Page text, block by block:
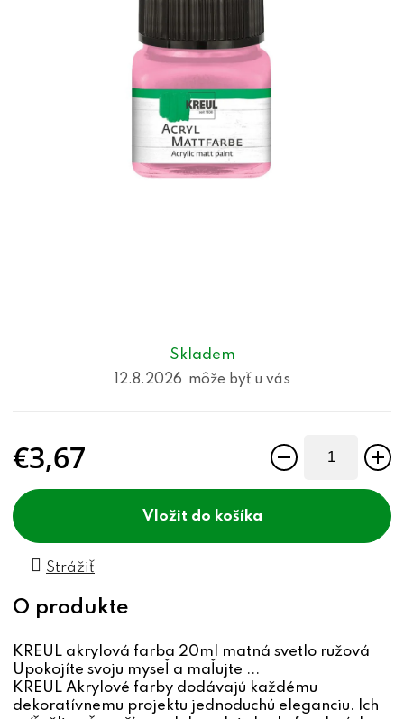
Skladem
12.8.2026
€3,67
do košíka
Strážiť
KREUL akrylová farba 20ml matná svetlo ružová
Upokojíte svoju myseľ a maľujte ...
KREUL Akrylové farby dodávajú každému
dekoratívnemu projektu jednoduchú eleganciu. Ich